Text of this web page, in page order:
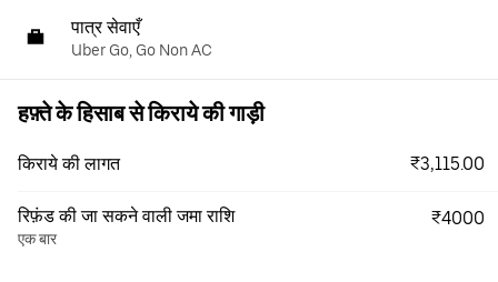
पात्र सेवाएँ
Uber Go, Go Non AC
हफ़्ते के हिसाब से किराये की गाड़ी
किराये की लागत ₹3,115.00
रिफ़ंड की जा सकने वाली जमा राशि
एक बार
₹4000